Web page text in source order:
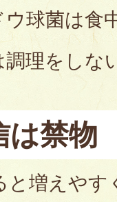
球菌は食
理をしな
は禁物
と増えやす